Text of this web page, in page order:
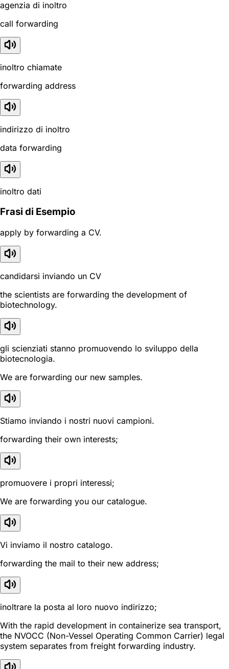
agenzia di inoltro
call forwarding
inoltro chiamate
forwarding address
indirizzo di inoltro
data forwarding
inoltro dati
Frasi di Esempio
apply by forwarding a CV.
candidarsi inviando un CV
the scientists are forwarding the development of
biotechnology.
gli scienziati stanno promuovendo lo sviluppo della
biotecnologia.
We are forwarding our new samples.
Stiamo inviando i nostri nuovi campioni.
forwarding their own interests;
promuovere i propri interessi;
We are forwarding you our catalogue.
Vi inviamo il nostro catalogo.
forwarding the mail to their new address;
inoltrare la posta al loro nuovo indirizzo;
With the rapid development in containerize sea transport,
the NVOCC (Non-Vessel Operating Common Carrier) legal
system separates from freight forwarding industry.